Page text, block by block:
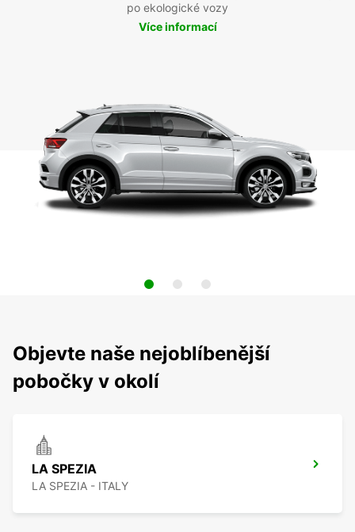
po ekologické vozy
Více informací
Objevte naše nejoblíbenější
pobočky v okolí
LA SPEZIA
LA SPEZIA - ITALY